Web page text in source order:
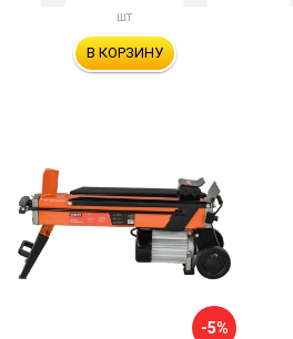
шт
В КОРЗИНУ
-5%